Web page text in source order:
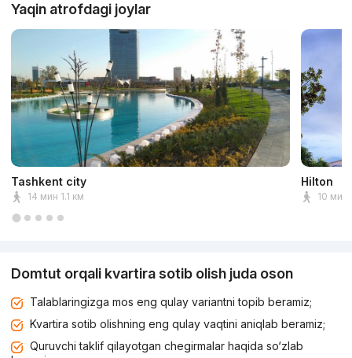
Yaqin atrofdagi joylar
Tashkent city
14 мин 1.1 км
Hilton
10 мин
Domtut orqali kvartira sotib olish juda oson
Talablaringizga mos eng qulay variantni topib beramiz;
Kvartira sotib olishning eng qulay vaqtini aniqlab beramiz;
Quruvchi taklif qilayotgan chegirmalar haqida so‘zlab